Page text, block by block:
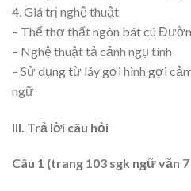
4. Giá trị nghệ thuật
– Thể thơ thất ngôn bát cú
– Nghệ thuật tả cảnh ngụ tình
– Sử dụng từ láy gợi hình gợi
ngữ
III. Trả lời câu hỏi
Câu 1 (trang 103 sgk ngữ văn